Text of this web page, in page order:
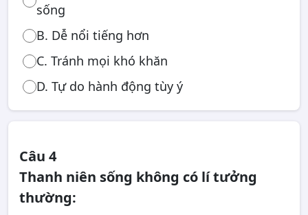
sống
B. Dễ nổi tiếng hơn
C. Tránh mọi khó khăn
D. Tự do hành động tùy ý
Câu 4
Thanh niên sống không có lí tưởng
thường: